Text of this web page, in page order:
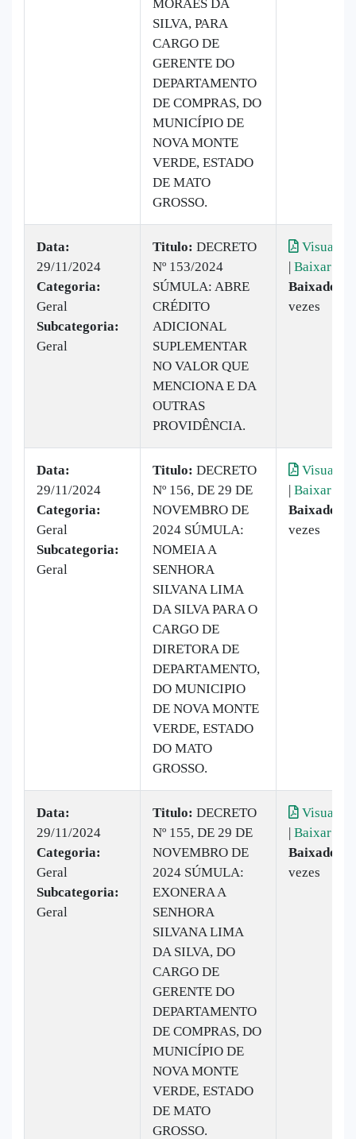
MORAES DA
SILVA, PARA
CARGO DE
GERENTE DO
DEPARTAMENTO
DE COMPRAS, DO
MUNICÍPIO DE
NOVA MONTE
VERDE, ESTADO
DE MATO
GROSSO.
Data:
29/11/2024
Categoria:
Geral
Subcategoria:
Geral
Titulo: DECRETO
Nº 153/2024
SÚMULA: ABRE
CRÉDITO
ADICIONAL
SUPLEMENTAR
NO VALOR QUE
MENCIONA E DA
OUTRAS
PROVIDÊNCIA.
| Baixar
Baixado:
vezes
Data:
29/11/2024
Categoria:
Geral
Subcategoria:
Geral
Titulo: DECRETO
Nº 156, DE 29 DE
NOVEMBRO DE
2024 SÚMULA:
NOMEIA A
SENHORA
SILVANA LIMA
DA SILVA PARA O
CARGO DE
DIRETORA DE
DEPARTAMENTO,
DO MUNICIPIO
DE NOVA MONTE
VERDE, ESTADO
DO MATO
GROSSO.
| Baixar
Baixado:
vezes
Data:
29/11/2024
Categoria:
Geral
Subcategoria:
Geral
Titulo: DECRETO
Nº 155, DE 29 DE
NOVEMBRO DE
2024 SÚMULA:
EXONERA A
SENHORA
SILVANA LIMA
DA SILVA, DO
CARGO DE
GERENTE DO
DEPARTAMENTO
DE COMPRAS, DO
MUNICÍPIO DE
NOVA MONTE
VERDE, ESTADO
DE MATO
GROSSO.
| Baixar
Baixado:
vezes